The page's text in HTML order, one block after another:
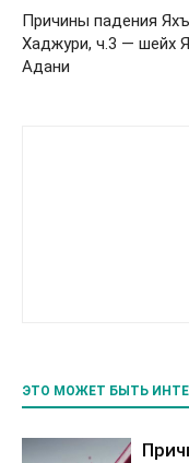
Причины падения
Хаджури, ч.3 — шейх
Адани
ЭТО МОЖЕТ БЫТЬ